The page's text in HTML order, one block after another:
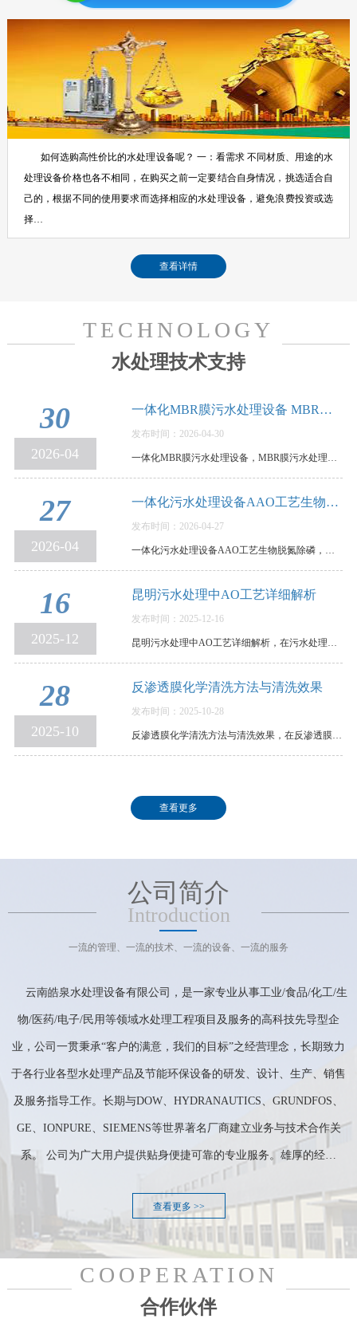
如何选购高性价比的水处理设备呢？ 一：看需求 不同材质、用途的水
处理设备价格也各不相同，在购买之前一定要结合自身情况，挑选适合自
己的，根据不同的使用要求而选择相应的水处理设备，避免浪费投资或选
择…
查看详情
TECHNOLOGY
水处理技术支持
30
2026-04
一体化MBR膜污水处理设备 MBR膜污水处理设备…
发布时间：2026-04-30
一体化MBR膜污水处理设备，MBR膜污水处理设备优缺点和使用要点说明，MBR膜一体化污水处理设备，是…
27
2026-04
一体化污水处理设备AAO工艺生物脱氮除磷，原…
发布时间：2026-04-27
一体化污水处理设备AAO工艺生物脱氮除磷，原理、参数与运行控制全解析，在环保水处理领域，传统活…
16
2025-12
昆明污水处理中AO工艺详细解析
发布时间：2025-12-16
昆明污水处理中AO工艺详细解析，在污水处理领域，AO工艺可谓是生物脱氮的“常青树”。它结构清晰、…
28
2025-10
反渗透膜化学清洗方法与清洗效果
发布时间：2025-10-28
反渗透膜化学清洗方法与清洗效果，在反渗透膜污染后，我们需要通过清洗，以恢复其使用性能。各个反…
查看更多
公司简介
Introduction
一流的管理、一流的技术、一流的设备、一流的服务
云南皓泉水处理设备有限公司，是一家专业从事工业/食品/化工/生
物/医药/电子/民用等领域水处理工程项目及服务的高科技先导型企
业，公司一贯秉承“客户的满意，我们的目标”之经营理念，长期致力
于各行业各型水处理产品及节能环保设备的研发、设计、生产、销售
及服务指导工作。长期与DOW、HYDRANAUTICS、GRUNDFOS、
GE、IONPURE、SIEMENS等世界著名厂商建立业务与技术合作关
系。 公司为广大用户提供贴身便捷可靠的专业服务。雄厚的经…
查看更多 >>
COOPERATION
合作伙伴